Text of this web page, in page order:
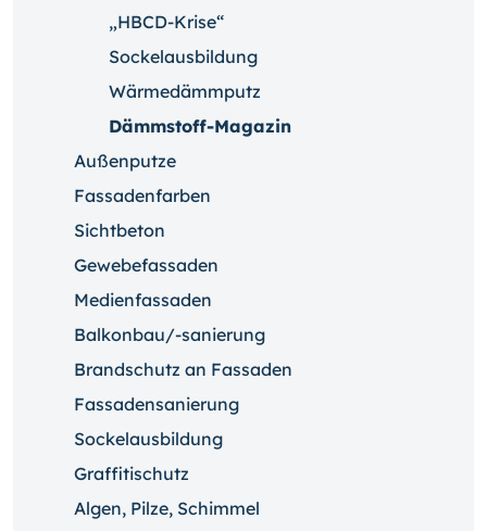
„HBCD-Krise“
Sockelausbildung
Wärmedämmputz
Dämmstoff-Magazin
Außenputze
Fassadenfarben
Sichtbeton
Gewebefassaden
Medienfassaden
Balkonbau/-sanierung
Brandschutz an Fassaden
Fassadensanierung
Sockelausbildung
Graffitischutz
Algen, Pilze, Schimmel